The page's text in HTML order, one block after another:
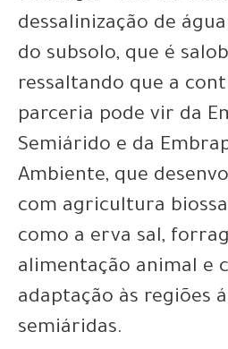
dessalinização de
do subsolo, que é
ressaltando que a
parceria pode vir da
Semiárido e da
Ambiente, que
com agricultura
como a erva sal,
alimentação animal e
adaptação às regiões
semiáridas.